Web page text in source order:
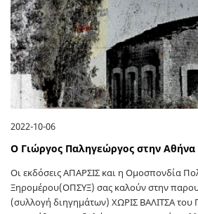
2022-10-06
Ο Γιώργος Παληγεώργος στην
Οι εκδόσεις ΑΠΑΡΣΙΣ και η Ομοσπονδία
Ξηρομέρου(ΟΠΣΥΞ) σας καλούν στην
(συλλογή διηγημάτων) ΧΩΡΙΣ ΒΑΛΙΤΣΑ